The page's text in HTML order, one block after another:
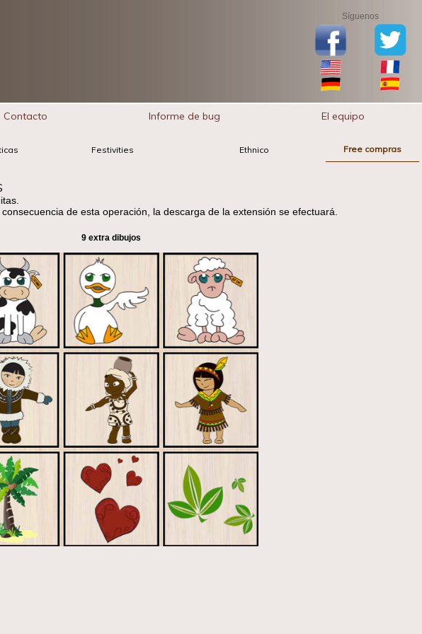
Síguenos
Contacto Informe de bug El equipo
Festivities Ethnico Free compras
de esta operación, la descarga de la extensión se efectuará.
9 extra dibujos